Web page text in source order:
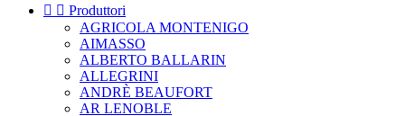
  Produttori
AGRICOLA MONTENIGO
AIMASSO
ALBERTO BALLARIN
ALLEGRINI
ANDRÈ BEAUFORT
AR LENOBLE